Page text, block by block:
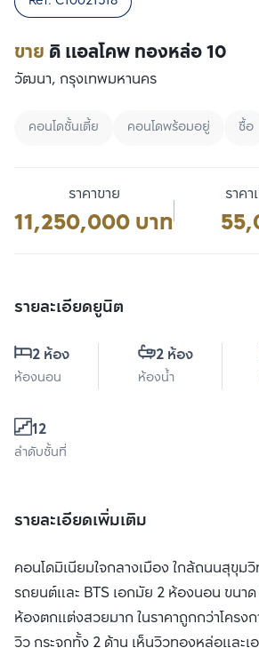
ขาย ดิ แอลโคพ ทองหล่อ 10
วัฒนา, กรุงเทพมหานคร
คอนโดชั้นเตี้ย คอนโดพร้อมอยู่ ซื้อ
ราคาขาย
11,250,000 บาท
ราคา
รายละเอียดยูนิต
2 ห้อง
ห้องนอน
2 ห้อง
ห้องน้ำ
12
ลำดับชั้นที่
รายละเอียดเพิ่มเติม
คอนโดมิเนียมใจกลางเมือง ใกล้ถนนสุขุมวิ
รถยนต์และ BTS เอกมัย 2 ห้องนอน ขนาด
ห้องตกแต่งสวยมาก ในราคาถูกกว่าโครงก
วิว กระจกทั้ง 2 ด้าน เห็นวิวทองหล่อและเ